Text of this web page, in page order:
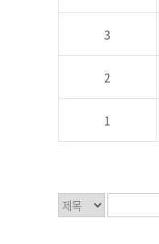
3
2
1